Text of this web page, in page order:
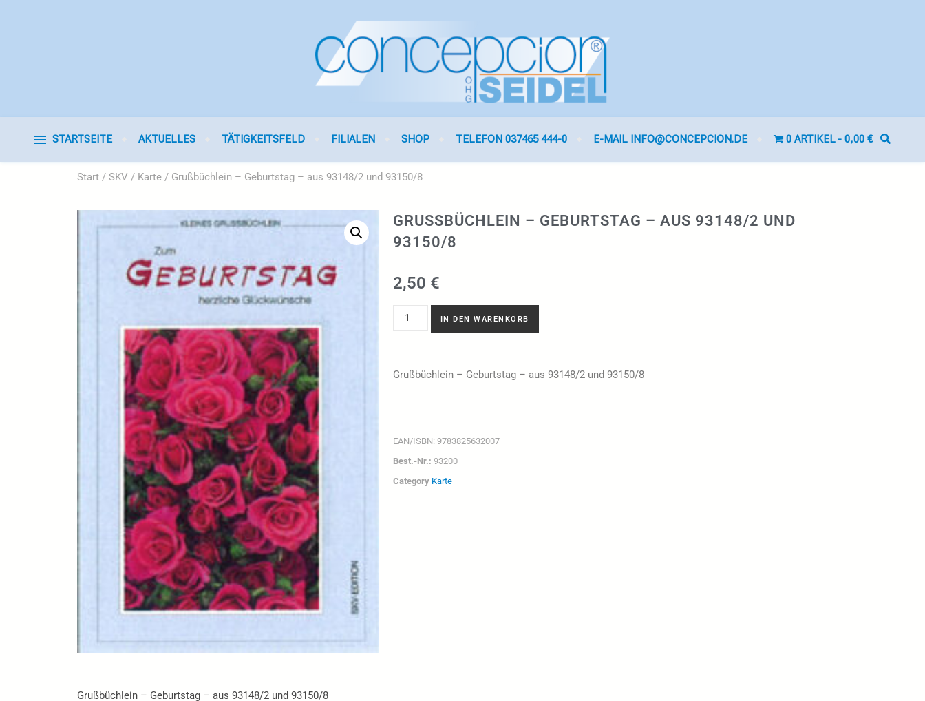
STARTSEITE AKTUELLES TÄTIGKEITSFELD FILIALEN SHOP TELEFON 037465 444-0 E-MAIL INFO@CONCEPCION.DE 0 ARTIKEL 0,00 €
Start / SKV / Karte / Grußbüchlein – Geburtstag – aus 93148/2 und 93150/8
GRUSSBÜCHLEIN – GEBURTSTAG – AUS 93148/2 UND 9
3150/8
2,50 €
IN DEN WARENKORB
Grußbüchlein – Geburtstag – aus 93148/2 und 93150/8
EAN/ISBN: 9783825632007
Best.-Nr.: 93200
Category Karte
Grußbüchlein – Geburtstag – aus 93148/2 und 93150/8